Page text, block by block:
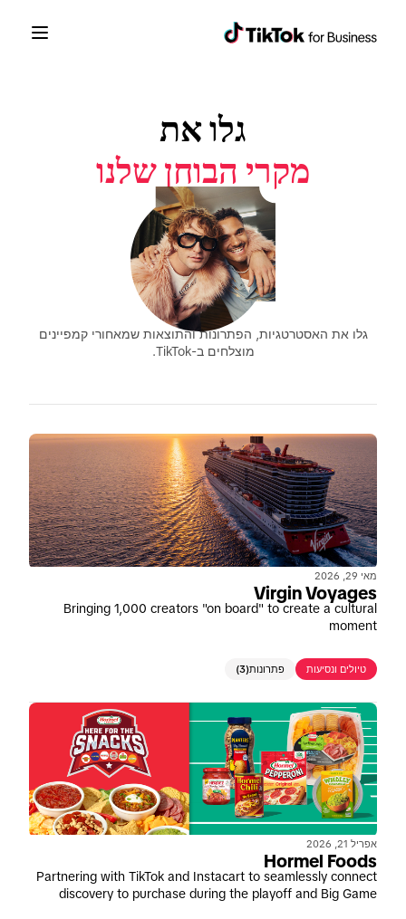
גלו את
מקרי הבוחן שלנו
גלו את האסטרטגיות, הפתרונות והתוצאות שמאחורי קמפיינים
מוצלחים ב-TikTok.
מאי 29, 2026
Virgin Voyages
Bringing 1,000 creators "on board" to create a cultural
moment
טיולים ונסיעות פתרונות(3)
אפריל 21, 2026
Hormel Foods
Partnering with TikTok and Instacart to seamlessly connect
discovery to purchase during the playoff and Big Game